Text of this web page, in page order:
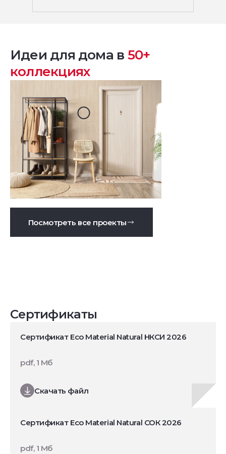
Идеи для дома в 50+
коллекциях
Посмотреть все проекты
Сертификаты
Сертификат Eco Material Natural НКСИ 2026
Скачать файл
pdf, 1 Мб
Сертификат Eco Material Natural СОК 2026
pdf, 1 Мб